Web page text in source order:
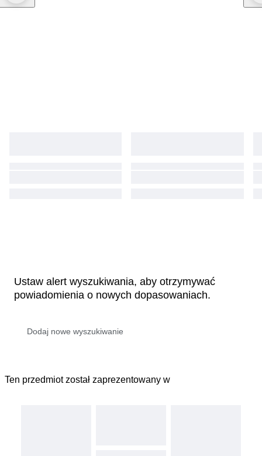
Ustaw alert wyszukiwania, aby otrzymywać
powiadomienia o nowych dopasowaniach.
Ten przedmiot został zaprezentowany w